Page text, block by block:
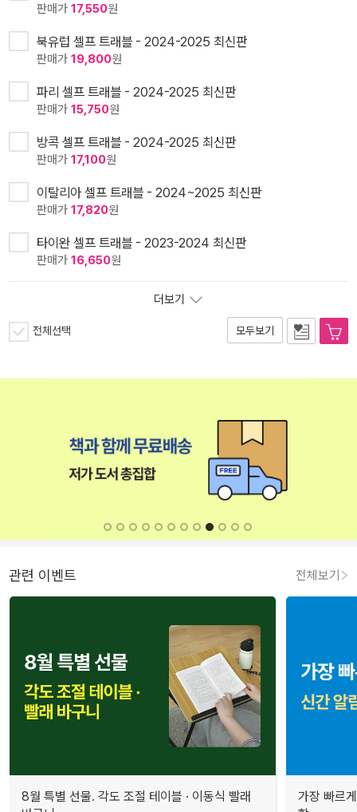
판매가 17,550원
북유럽 셀프 트래블 - 2024-2025 최신판
판매가 19,800원
파리 셀프 트래블 - 2024-2025 최신판
판매가 15,750원
방콕 셀프 트래블 - 2024-2025 최신판
판매가 17,100원
이탈리아 셀프 트래블 - 2024~2025 최신판
판매가 17,820원
타이완 셀프 트래블 - 2023-2024 최신판
판매가 16,650원
더보기
전체선택 모두보기
관련 이벤트 전체보기
8월 특별 선물. 각도 조절 테이블 · 이동식 빨래
가장 빠르